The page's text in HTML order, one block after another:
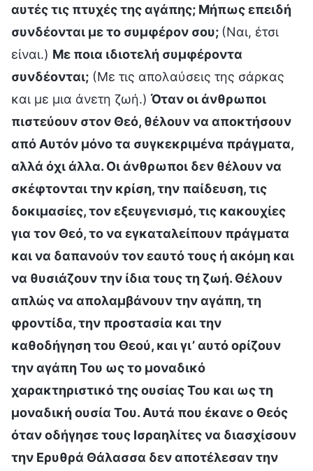
αυτές τις πτυχές της αγάπης; Μήπως επειδή
συνδέονται με το συμφέρον σου; (Ναι, έτσι
είναι.) Με ποια ιδιοτελή συμφέροντα
συνδέονται; (Με τις απολαύσεις της σάρκας
και με μια άνετη ζωή.) Όταν οι άνθρωποι
πιστεύουν στον Θεό, θέλουν να αποκτήσουν
από Αυτόν μόνο τα συγκεκριμένα πράγματα,
αλλά όχι άλλα. Οι άνθρωποι δεν θέλουν να
σκέφτονται την κρίση, την παίδευση, τις
δοκιμασίες, τον εξευγενισμό, τις κακουχίες
για τον Θεό, το να εγκαταλείπουν πράγματα
και να δαπανούν τον εαυτό τους ή ακόμη και
να θυσιάζουν την ίδια τους τη ζωή. Θέλουν
απλώς να απολαμβάνουν την αγάπη, τη
φροντίδα, την προστασία και την
καθοδήγηση του Θεού, και γι’ αυτό ορίζουν
την αγάπη Του ως το μοναδικό
χαρακτηριστικό της ουσίας Του και ως τη
μοναδική ουσία Του. Αυτά που έκανε ο Θεός
όταν οδήγησε τους Ισραηλίτες να διασχίσουν
την Ερυθρά Θάλασσα δεν αποτέλεσαν την